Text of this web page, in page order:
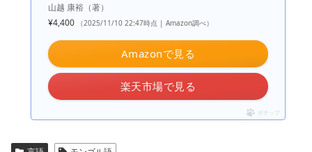
山越 康裕（著）
¥4,400
（2025/11/10 22:47時点 | Amazon調べ）
Amazonで見る
楽天市場で見る
ポチップ